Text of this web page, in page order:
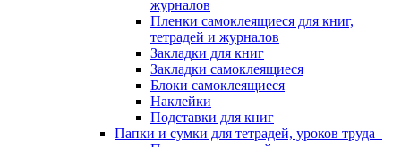
журналов
Пленки самоклеящиеся для книг,
тетрадей и журналов
Закладки для книг
Закладки самоклеящиеся
Блоки самоклеящиеся
Наклейки
Подставки для книг
Папки и сумки для тетрадей, уроков труда